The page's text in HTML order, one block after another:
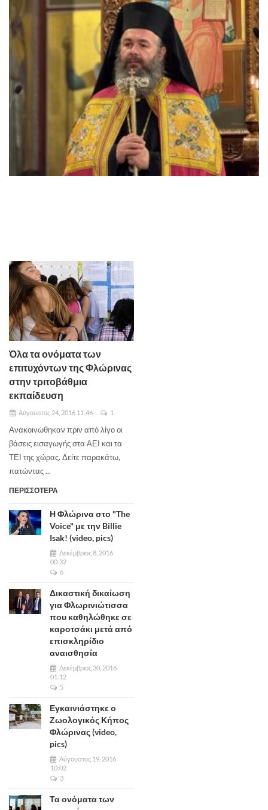
Όλα τα ονόματα των
επιτυχόντων της Φλώρινας
στην τριτοβάθμια
εκπαίδευση
Αύγουστος 24, 2016 11:46 1
Ανακοινώθηκαν πριν από λίγο οι
βάσεις εισαγωγής στα ΑΕΙ και τα
ΤΕΙ της χώρας. Δείτε παρακάτω,
πατώντας ...
ΠΕΡΙΣΣΟΤΕΡΑ
Η Φλώρινα στο "The
Voice" με την Billie
Isak! (video, pics)
Δεκέμβριος 8, 2016
00:32
6
Δικαστική δικαίωση
για Φλωρινιώτισσα
που καθηλώθηκε σε
καροτσάκι μετά από
επισκληρίδιο
αναισθησία
Δεκέμβριος 30, 2016
01:12
5
Εγκαινιάστηκε ο
Ζωολογικός Κήπος
Φλώρινας (video,
pics)
Αύγουστος 19, 2016
10:02
3
Τα ονόματα των